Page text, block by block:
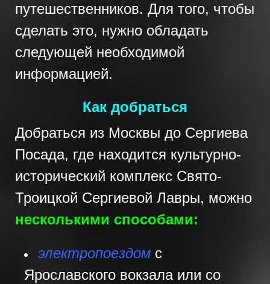
путешественников. Для того, чтобы
сделать это, нужно обладать
следующей необходимой
информацией.
Как добраться
Добраться из Москвы до Сергиева
Посада, где находится культурно-
исторический комплекс Свято-
Троицкой Сергиевой Лавры, можно
несколькими способами:
электропоездом с
Ярославского вокзала или со